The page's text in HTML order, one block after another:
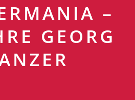
–
GEORG